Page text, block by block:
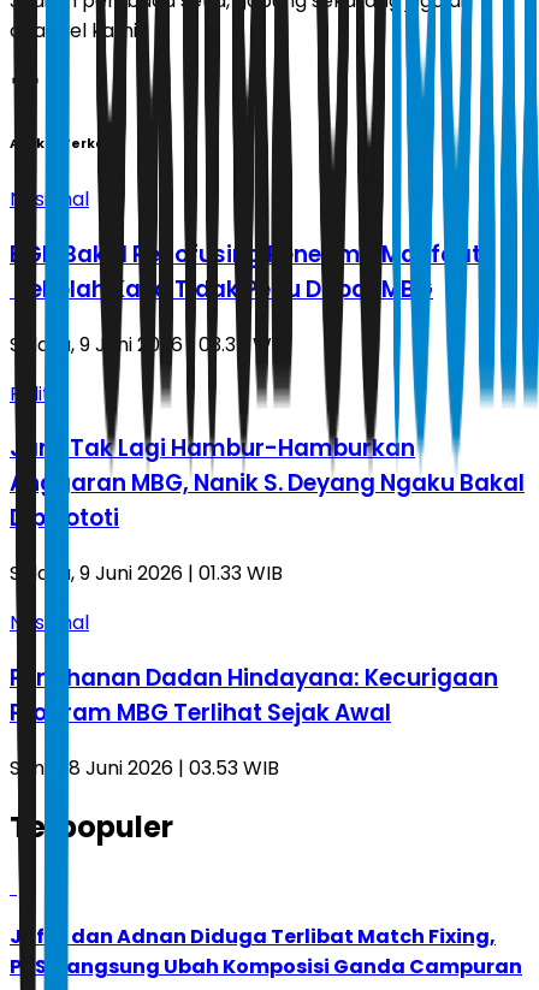
channel kami!
Artikel Terkait
Nasional
BGN Bakal Recofusing Penerima Manfaat,
Sekolah Kaya Tidak Perlu Dapat MBG
Selasa, 9 Juni 2026 | 03.37 WIB
Politik
Janji Tak Lagi Hambur-Hamburkan
Anggaran MBG, Nanik S. Deyang Ngaku Bakal
Dipelototi
Selasa, 9 Juni 2026 | 01.33 WIB
Nasional
Penahanan Dadan Hindayana: Kecurigaan
Program MBG Terlihat Sejak Awal
Senin, 8 Juni 2026 | 03.53 WIB
Terpopuler
Jafar dan Adnan Diduga Terlibat Match Fixing,
PBSI Langsung Ubah Komposisi Ganda Campuran